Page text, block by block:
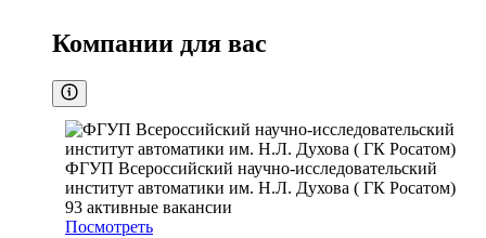
Компании для вас
ФГУП Всероссийский научно-исследовательский
институт автоматики им. Н.Л. Духова ( ГК Росатом)
93 активные вакансии
Посмотреть